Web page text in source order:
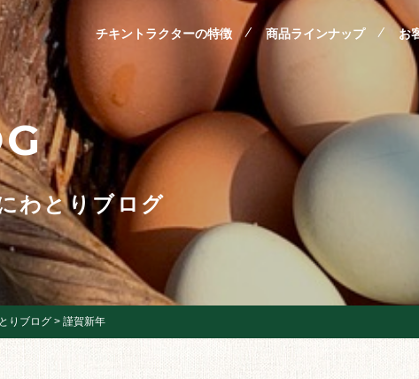
チキントラクターの特徴 商品ラインナップ お
わとりブログ
りブログ > 謹賀新年